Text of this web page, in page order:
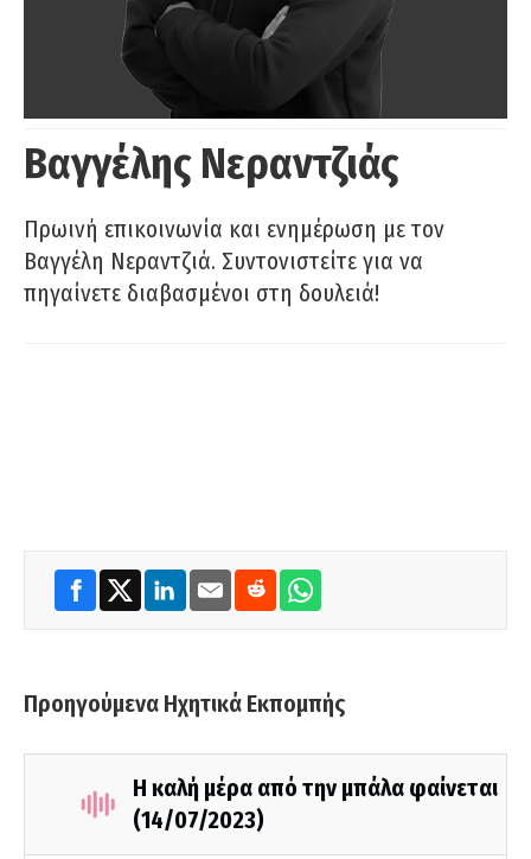
Βαγγέλης Νεραντζιάς
Πρωινή επικοινωνία και ενημέρωση με τον
Βαγγέλη Νεραντζιά. Συντονιστείτε για να
πηγαίνετε διαβασμένοι στη δουλειά!
Προηγούμενα Ηχητικά Εκπομπής
Η καλή μέρα από την μπάλα φαίνεται
(14/07/2023)